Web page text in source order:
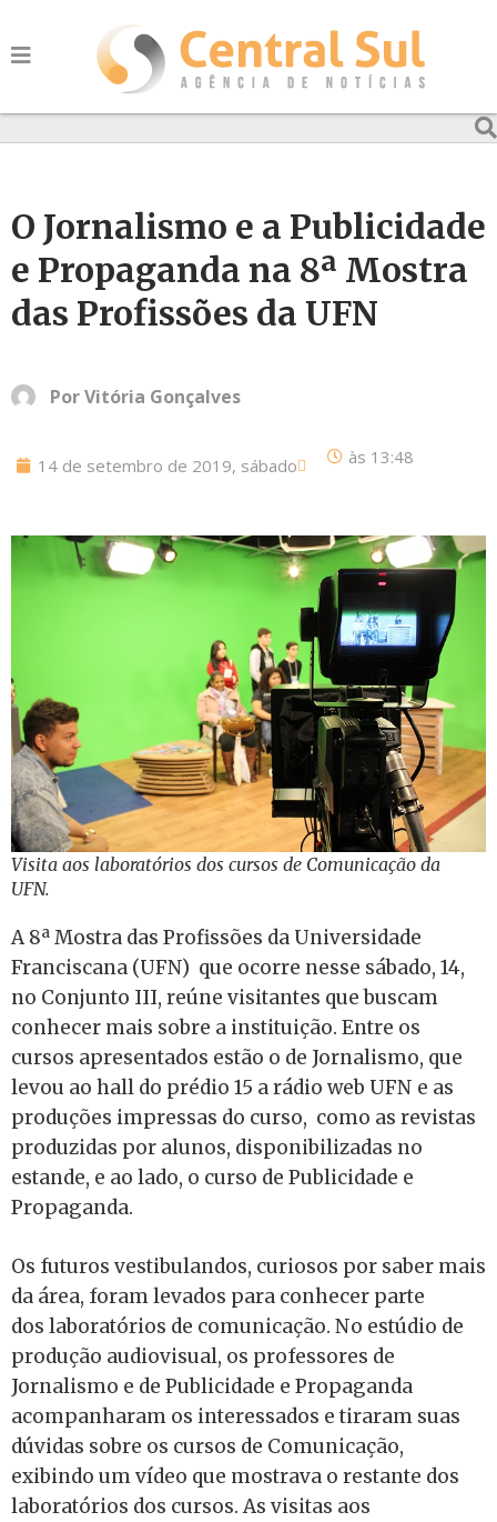
O Jornalismo e a Publicidade
e Propaganda na 8ª Mostra
das Profissões da UFN
PorVitória Gonçalves
14 de setembro de 2019, sábado às 13:48
Visita aos laboratórios dos cursos de Comunicação da
UFN.
A 8ª Mostra das Profissões da Universidade
Franciscana (UFN) que ocorre nesse sábado, 14,
no Conjunto III, reúne visitantes que buscam
conhecer mais sobre a instituição. Entre os
cursos apresentados estão o de Jornalismo, que
levou ao hall do prédio 15 a rádio web UFN e as
produções impressas do curso, como as revistas
produzidas por alunos, disponibilizadas no
estande, e ao lado, o curso de Publicidade e
Propaganda.
Os futuros vestibulandos, curiosos por saber mais
da área, foram levados para conhecer parte
dos laboratórios de comunicação. No estúdio de
produção audiovisual, os professores de
Jornalismo e de Publicidade e Propaganda
acompanharam os interessados e tiraram suas
dúvidas sobre os cursos de Comunicação,
exibindo um vídeo que mostrava o restante dos
laboratórios dos cursos. As visitas aos